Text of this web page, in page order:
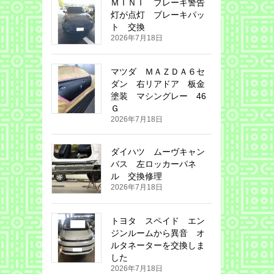
ＭＩＮＩ ブレーキ警告
灯が点灯 ブレーキパッ
ト 交換
2026年7月18日
マツダ ＭＡＺＤＡ６セ
ダン 右リアドア 板金
塗装 マシングレー 46
Ｇ
2026年7月18日
ダイハツ ムーヴキャン
バス 左ロッカーパネ
ル 交換修理
2026年7月18日
トヨタ スペイド エン
ジンルームから異音 オ
ルタネーターを交換しま
した
2026年7月18日